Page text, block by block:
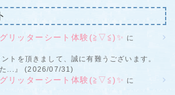
リッターシート体験(≧▽≦)✨ に
トを頂きまして、誠に有難うございます。
た...』 (2026/07/31)
リッターシート体験(≧▽≦)✨ に